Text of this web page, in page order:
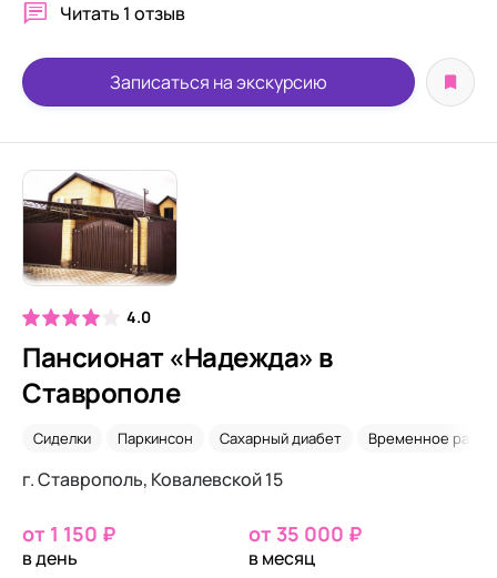
Читать 1 отзыв
Записаться на экскурсию
4.0
Пансионат «Надежда» в
Ставрополе
Сиделки Паркинсон Сахарный диабет Временное
г. Ставрополь, Ковалевской 15
от 1 150 ₽
в день
от 35 000 ₽
в месяц